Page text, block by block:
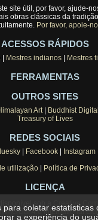
site útil, por favor, ajude-
obras clássicas da
Por favor, apoie-
ACESSOS RÁPIDOS
| Mestres indianos | Mestres
FERRAMENTAS
OUTROS SITES
Art| Buddhist
Treasury of Lives
REDES SOCIAIS
| Facebook| Instagram
utilização | Política de
LICENÇA
sob a
Creative
4.0 International
para coletar estatísticas
a experiência do